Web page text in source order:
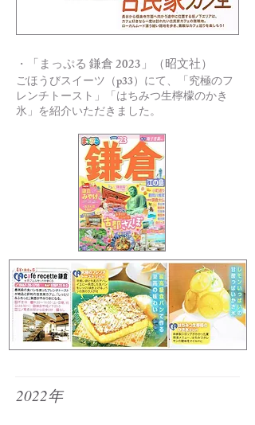
・ 「まっぷる 鎌倉 2023」（昭文社）
ごほうびスイーツ（p33）にて、「究極のフ
レンチトースト」「はちみつ生檸檬のかき
氷」を紹介いただきました。
2022年